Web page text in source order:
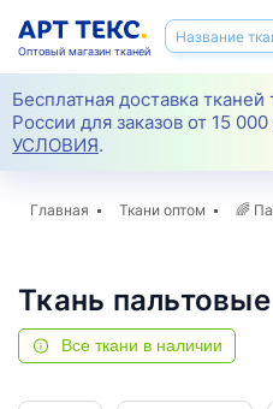
Бесплатная доставка
России для заказов от 15 000
УСЛОВИЯ.
Оптовый магазин тканей
Главная Ткани оптом 🌈
Ткань
Все ткани в наличии